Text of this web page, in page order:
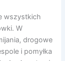
wszystkich
W
drogowe
i pomyłka